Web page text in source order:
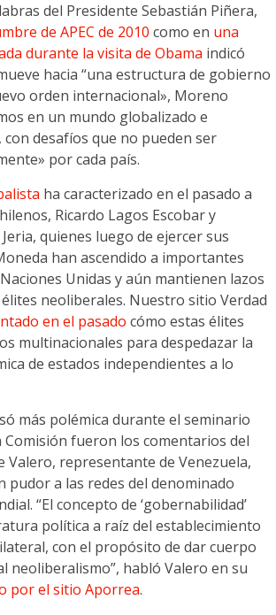
del Presidente Sebastián Piñera,
de APEC de 2010 como en una
durante la visita de Obama indicó
hacia “una estructura de gobierno
orden internacional», Moreno
en un mundo globalizado e
desafíos que no pueden ser
por cada país.
ha caracterizado en el pasado a
Ricardo Lagos Escobar y
quienes luego de ejercer sus
han ascendido a importantes
Unidas y aún mantienen lazos
neoliberales. Nuestro sitio Verdad
en el pasado cómo estas élites
multinacionales para despedazar la
de estados independientes a lo
más polémica durante el seminario
fueron los comentarios del
Valero, representante de Venezuela,
pudor a las redes del denominado
“El concepto de ‘gobernabilidad’
política a raíz del establecimiento
con el propósito de dar cuerpo
neoliberalismo”, habló Valero en su
por el sitio Aporrea.